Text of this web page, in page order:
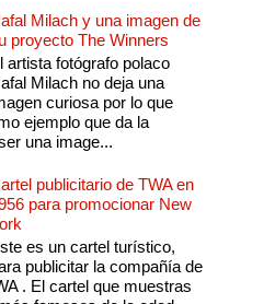
Milach y una imagen de
proyecto The Winners
artista fotógrafo polaco
Milach no deja una
curiosa por lo que
ejemplo que da la
una image...
publicitario de TWA en
para promocionar New
es un cartel turístico,
publicitar la compañía de
. El cartel que muestras